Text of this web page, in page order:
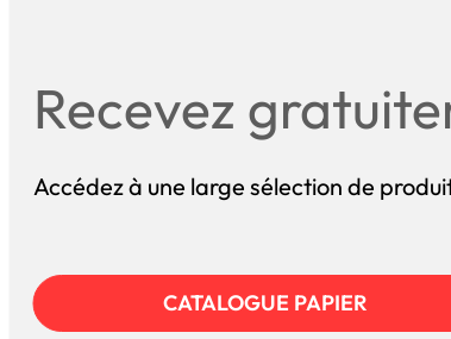
Recevez
Accédez à une large sélection de
CATALOGUE PAPIER